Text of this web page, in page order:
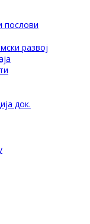
послови
развој
док.